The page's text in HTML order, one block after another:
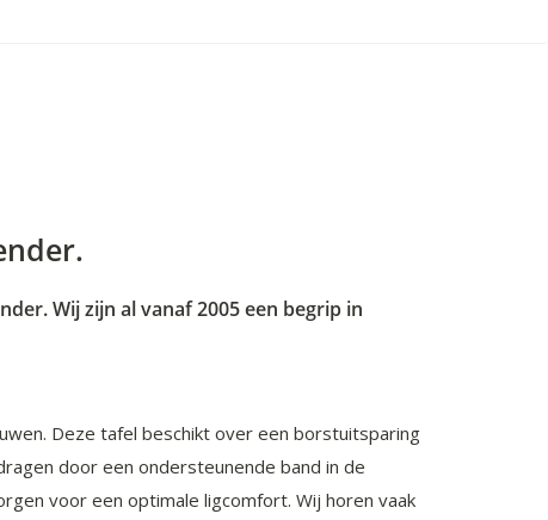
Wij zijn al vanaf 2005 een begrip in
Deze tafel beschikt over een borstuitsparing
door een ondersteunende band in de
voor een optimale ligcomfort. Wij horen vaak